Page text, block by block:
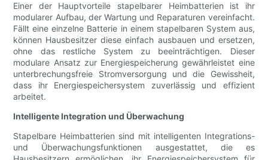
Einer der Hauptvorteile stapelbarer Heimbatterien ist ihr
modularer Aufbau, der Wartung und Reparaturen vereinfacht.
Fällt eine einzelne Batterie in einem stapelbaren System aus,
können Hausbesitzer diese einfach ausbauen und ersetzen,
ohne das restliche System zu beeinträchtigen. Dieser
modulare Ansatz zur Energiespeicherung gewährleistet eine
unterbrechungsfreie Stromversorgung und die Gewissheit,
dass ihr Energiespeichersystem zuverlässig und effizient
arbeitet.
Intelligente Integration und Überwachung
Stapelbare Heimbatterien sind mit intelligenten Integrations-
und Überwachungsfunktionen ausgestattet, die es